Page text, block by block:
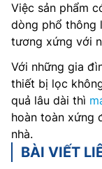
Việc sản phẩm
dòng phổ thông
tương xứng với
Với những gia
thiết bị lọc
quả lâu dài thì
hoàn toàn xứng
nhà.
BÀI VIẾT